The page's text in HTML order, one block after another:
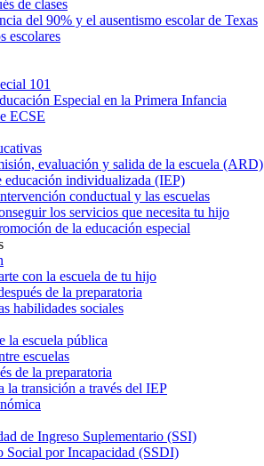
de clases
del 90% y el ausentismo escolar de Texas
escolares
101
Especial en la Primera Infancia
ECSE
evaluación y salida de la escuela (ARD)
educación individualizada (IEP)
conductual y las escuelas
los servicios que necesita tu hijo
de la educación especial
con la escuela de tu hijo
de la preparatoria
habilidades sociales
la escuela pública
escuelas
de la preparatoria
la transición a través del IEP
de Ingreso Suplementario (SSI)
Social por Incapacidad (SSDI)